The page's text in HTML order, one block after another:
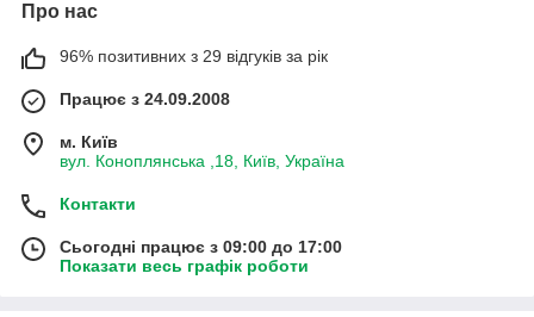
Про нас
96% позитивних з 29 відгуків за рік
Працює з 24.09.2008
м. Київ
вул. Коноплянська ,18, Київ, Україна
Контакти
Сьогодні працює з 09:00 до 17:00
Показати весь графік роботи